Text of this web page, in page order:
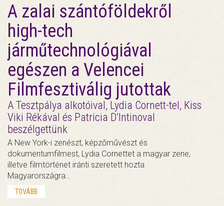
A zalai szántóföldekről
high-tech
járműtechnológiával
egészen a Velencei
Filmfesztiválig jutottak
A Tesztpálya alkotóival, Lydia Cornett-tel, Kiss
Viki Rékával és Patricia D’Intinoval
beszélgettünk
A New York-i zenészt, képzőművészt és
dokumentumfilmest, Lydia Cornettet a magyar zene,
illetve filmtörténet iránti szeretett hozta
Magyarországra…
TOVÁBB